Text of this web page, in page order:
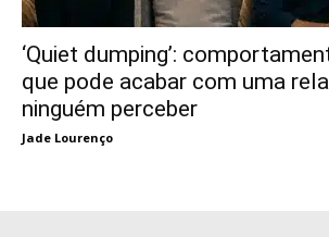
‘Quiet dumping’:
que pode acabar com uma
ninguém perceber
Jade Lourenço